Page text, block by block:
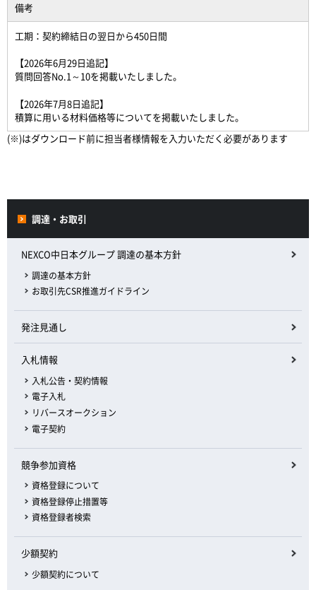
備考
工期：契約締結日の翌日から450日間
【2026年6月29日追記】
質問回答No.1～10を掲載いたしました。
【2026年7月8日追記】
積算に用いる材料価格等についてを掲載いたしました。
(※)はダウンロード前に担当者様情報を入力いただく必要があります
調達・お取引
NEXCO中日本グループ 調達の基本方針
調達の基本方針
お取引先CSR推進ガイドライン
発注見通し
入札情報
入札公告・契約情報
電子入札
リバースオークション
電子契約
競争参加資格
資格登録について
資格登録停止措置等
資格登録者検索
少額契約
少額契約について